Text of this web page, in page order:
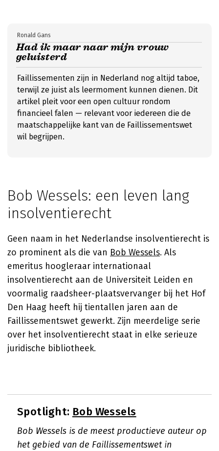
Had ik maar naar mijn vrouw
geluisterd
Ronald Gans
Faillissementen zijn in Nederland nog altijd taboe,
terwijl ze juist als leermoment kunnen dienen. Dit
artikel pleit voor een open cultuur rondom
financieel falen — relevant voor iedereen die de
maatschappelijke kant van de Faillissementswet
wil begrijpen.
Bob Wessels: een leven lang
insolventierecht
Geen naam in het Nederlandse insolventierecht is
zo prominent als die van Bob Wessels. Als
emeritus hoogleraar internationaal
insolventierecht aan de Universiteit Leiden en
voormalig raadsheer-plaatsvervanger bij het Hof
Den Haag heeft hij tientallen jaren aan de
Faillissementswet gewerkt. Zijn meerdelige serie
over het insolventierecht staat in elke serieuze
juridische bibliotheek.
Spotlight: Bob Wessels
Bob Wessels is de meest productieve auteur op
het gebied van de Faillissementswet in